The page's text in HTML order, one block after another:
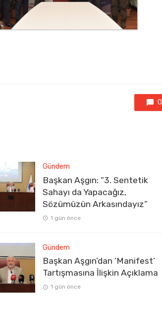
0
Gündem
Başkan Aşgın: “3. Sentetik
Sahayı da Yapacağız,
Sözümüzün Arkasındayız”
1 gün önce
Gündem
Başkan Aşgın’dan ‘Manifest’
Tartışmasına İlişkin Açıklama
1 gün önce